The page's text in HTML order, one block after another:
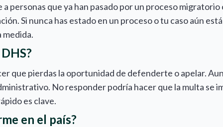
personas que ya han pasado por un proceso
Si nunca has estado en un proceso o tu caso aún
medida.
que pierdas la oportunidad de defenderte o apelar.
No responder podría hacer que la multa se
es clave.
en el país?